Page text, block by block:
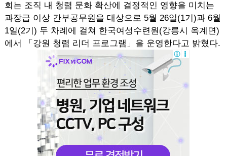
회는 조직 내 청렴 문화 확산에 결정적인 영향을 미치는
과장급 이상 간부공무원을 대상으로 5월 26일(1기)과 6월
1일(2기) 두 차례에 걸쳐 한국여성수련원(강릉시 옥계면)
에서 「강원 청렴 리더 프로그램」을 운영한다고 밝혔다.